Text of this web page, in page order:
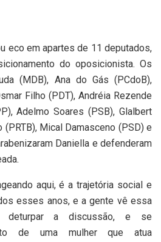
eco em apartes de 11 deputados,
do oposicionista. Os
(MDB), Ana do Gás (PCdoB),
Filho (PDT), Andréia Rezende
Adelmo Soares (PSB), Glalbert
(PRTB), Mical Damasceno (PSD) e
Daniella e defenderam
aqui, é a trajetória social e
esses anos, e a gente vê essa
deturpar a discussão, e se
de uma mulher que atua